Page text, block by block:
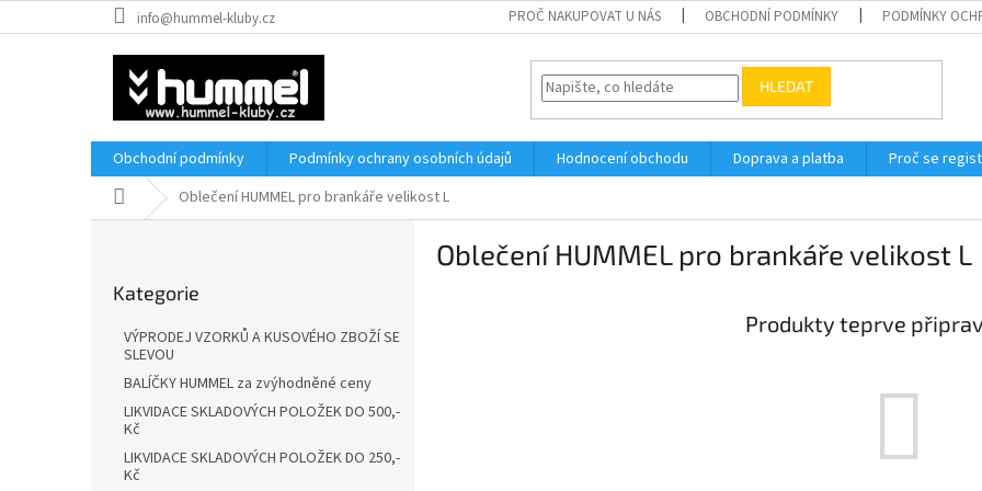
na
info@hummel-kluby.cz PROČ NAKUPOVAT U NÁS OBCHODNÍ PODMÍNKY PODMÍNKY
HLEDAT
Obchodní podmínky Podmínky ochrany osobních údajů Hodnocení obchodu Doprava a platba Proč se
Domů Oblečení HUMMEL pro brankáře velikost L
kategorie
Kategorie
VÝPRODEJ VZORKŮ A KUSOVÉHO ZBOŽÍ SE
SLEVOU
BALÍČKY HUMMEL za zvýhodněné ceny
LIKVIDACE SKLADOVÝCH POLOŽEK DO 500,-
Kč
LIKVIDACE SKLADOVÝCH POLOŽEK DO 250,-
Kč
Oblečení HUMMEL pro brankáře velikost L
Produkty teprve